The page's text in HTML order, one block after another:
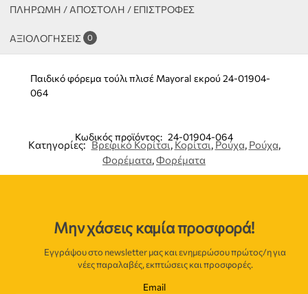
ΠΛΗΡΩΜΗ / ΑΠΟΣΤΟΛΗ / ΕΠΙΣΤΡΟΦΕΣ
ΑΞΙΟΛΟΓΉΣΕΙΣ 0
Παιδικό φόρεμα τούλι πλισέ Mayoral εκρού 24-01904-
064
Κωδικός προϊόντος: 24-01904-064
Κατηγορίες: Βρεφικό Κορίτσι, Κορίτσι, Ρούχα, Ρούχα,
Φορέματα,Φορέματα
Μην χάσεις καμία προσφορά!
Εγγράψου στο newsletter μας και ενημερώσου πρώτος/η για
νέες παραλαβές, εκπτώσεις και προσφορές.
Email